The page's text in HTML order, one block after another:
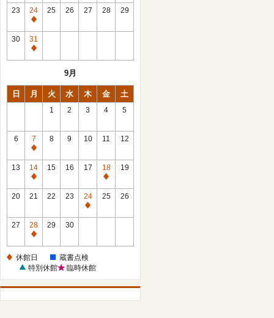
館
日
23
24
休
館
日
25 26 27 28 29
30
31
休
9月
日 月 火 水 木 金 土
1 2 3 4 5
6
7
休
館
日
8 9 10 11 12
13
14
休
館
15 16 17
18
休
館
19
20 21 22 23
24
休
25 26
27
28
休
日
29 30
休館日
蔵書点検
特別休館
臨時休館